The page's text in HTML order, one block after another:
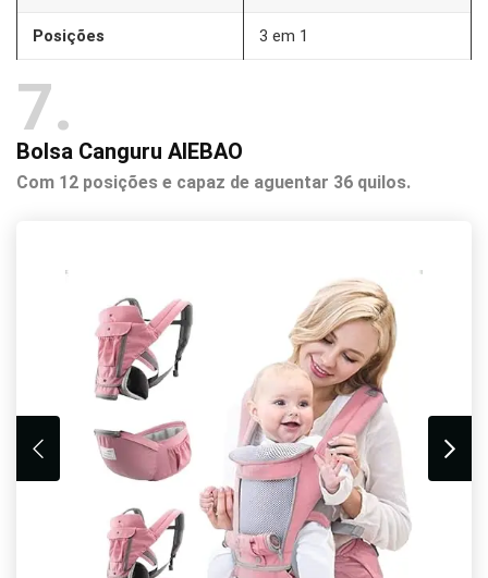
Posições 3 em 1
7
Bolsa Canguru AIEBAO
Com 12 posições e capaz de aguentar 36 quilos.